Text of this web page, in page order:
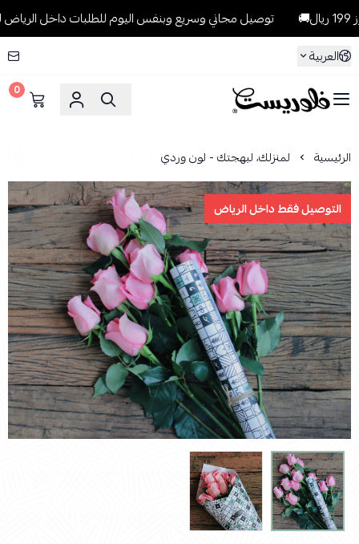
توصيل مجاني وسريع وبنفس اليوم للطلبات داخل الرياض للطلبات التي
العربية
فلوريست Florist
0
الرئيسية لمنزلك، لبهجتك - لون وردي
التوصيل فقط داخل الرياض